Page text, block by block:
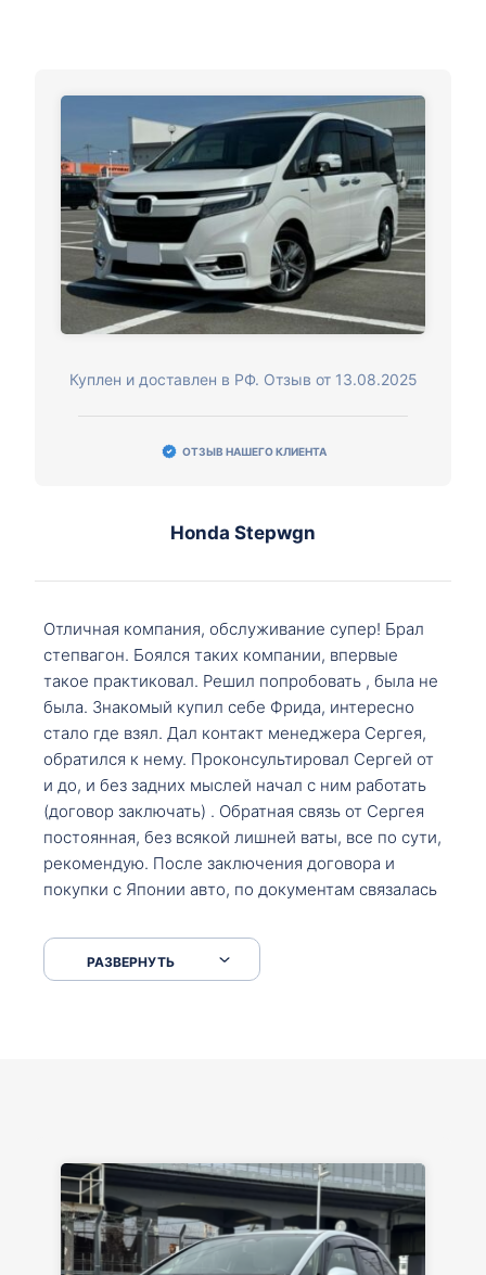
Куплен и доставлен в РФ. Отзыв от 13.08.2025
ОТЗЫВ НАШЕГО КЛИЕНТА
Honda Stepwgn
Отличная компания, обслуживание супер! Брал
степвагон. Боялся таких компании, впервые
такое практиковал. Решил попробовать , была не
была. Знакомый купил себе Фрида, интересно
стало где взял. Дал контакт менеджера Сергея,
обратился к нему. Проконсультировал Сергей от
и до, и без задних мыслей начал с ним работать
(договор заключать) . Обратная связь от Сергея
постоянная, без всякой лишней ваты, все по сути,
рекомендую. После заключения договора и
покупки с Японии авто, по документам связалась
что заполнить, куда зайти, образцы и т.д. После
приехал за авто. Меня тепло встретили Сергей с
РАЗВЕРНУТЬ